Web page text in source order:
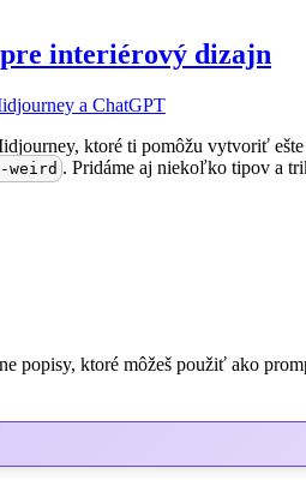
interiérový dizajn
a ChatGPT
ktoré ti pomôžu vytvoriť
weird . Pridáme aj niekoľko tipov a
popisy, ktoré môžeš použiť ako